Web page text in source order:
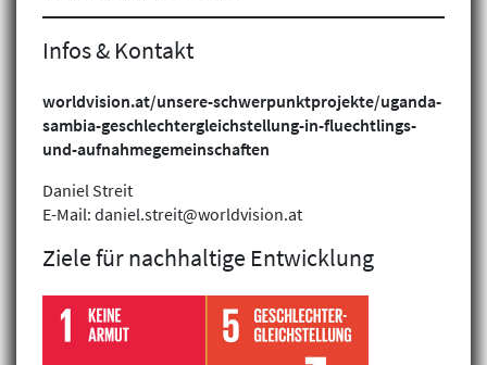
Geschlechtergerechtigkeit
Inklusion
Infos & Kontakt
worldvision.at/unsere-schwerpunktprojekte/uganda-
sambia-geschlechtergleichstellung-in-fluechtlings-
und-aufnahmegemeinschaften
Daniel Streit
E-Mail: daniel.streit@worldvision.at
Ziele für nachhaltige Entwicklung